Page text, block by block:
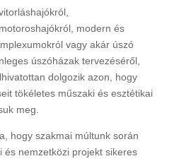
modern és
vagy akár úszó
úszóházak tervezéséről,
dolgozik azon, hogy
tökéletes műszaki és esztétikai
meg.
hogy szakmai múltunk során
és nemzetközi projekt sikeres